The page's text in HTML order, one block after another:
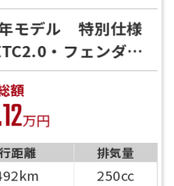
モデル 特別仕様
・フェンダー
額
万円
距離 排気量
250cc